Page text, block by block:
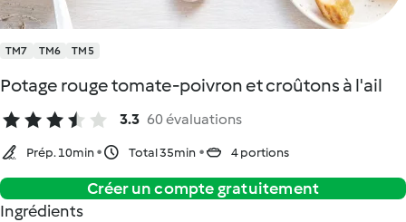
TM7 TM6 TM5
Potage rouge tomate-poivron et croûtons à l'ail
3.3 60 évaluations
Prép. 10min Total 35min 4 portions
Créer un compte gratuitement
Ingrédients